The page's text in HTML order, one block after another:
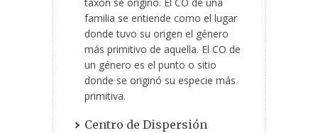
taxón se originó. El CO de una
familia se entiende como el lugar
donde tuvo su origen el género
más primitivo de aquella. El CO de
un género es el punto o sitio
donde se originó su especie más
primitiva.
Centro de Dispersión